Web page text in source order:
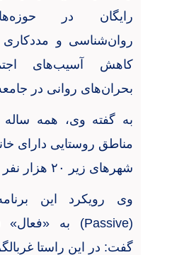
رایگان در
روان‌شناسی و
کاهش آسیب‌های
بحران‌های روانی در
به گفته وی، همه
مناطق روستایی دارای
شهرهای زیر
۲۰ هزار
وی رویکرد این
(Passive)
به «فعال
گفت: در این راستا